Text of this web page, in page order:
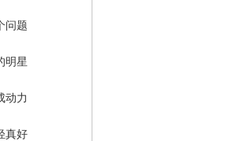
问题
明星
动力
真好